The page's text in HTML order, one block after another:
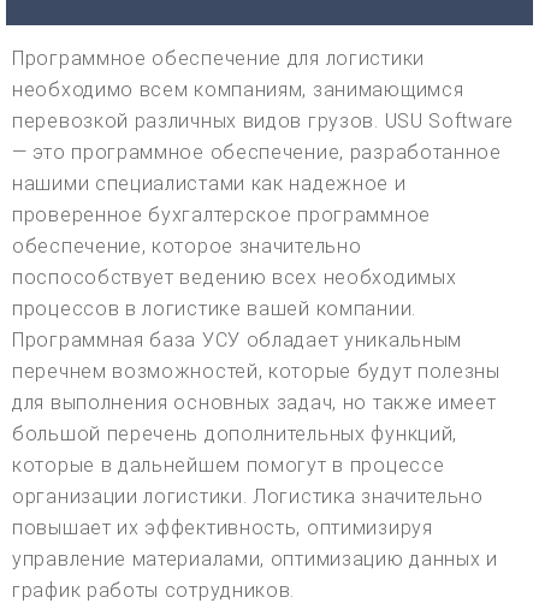
Программное обеспечение для логистики
необходимо всем компаниям, занимающимся
перевозкой различных видов грузов. USU Software
— это программное обеспечение, разработанное
нашими специалистами как надежное и
проверенное бухгалтерское программное
обеспечение, которое значительно
поспособствует ведению всех необходимых
процессов в логистике вашей компании.
Программная база УСУ обладает уникальным
перечнем возможностей, которые будут полезны
для выполнения основных задач, но также имеет
большой перечень дополнительных функций,
которые в дальнейшем помогут в процессе
организации логистики. Логистика значительно
повышает их эффективность, оптимизируя
управление материалами, оптимизацию данных и
график работы сотрудников.